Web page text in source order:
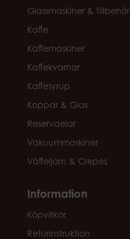
Glassmaskiner & tillbehör
Kaffe
Kaffemaskiner
Kaffekvarnar
Kaffesyrup
Koppar & Glas
Reservdelar
Vakuummaskiner
Våffeljärn & Crepes
Information
Köpvillkor
Returinstruktion